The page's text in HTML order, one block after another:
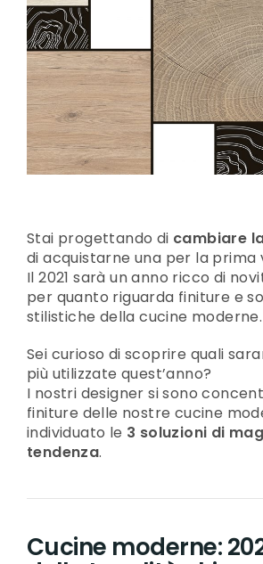
Stai progettando di cambiare
di acquistarne una per la prima
Il 2021 sarà un anno ricco di
per quanto riguarda finiture e
stilistiche della cucine moderne.
Sei curioso di scoprire quali
più utilizzate quest’anno?
I nostri designer si sono
finiture delle nostre cucine
individuato le 3 soluzioni di
tendenza.
Cucine moderne: